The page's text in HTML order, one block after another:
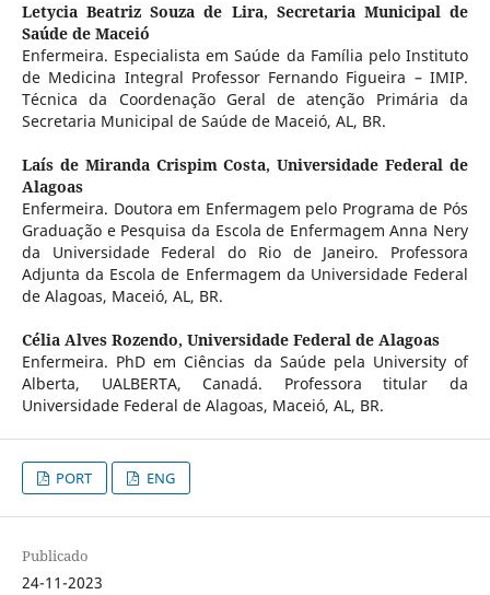
Letycia Beatriz Souza de Lira, Secretaria Municipal de
Saúde de Maceió
Enfermeira. Especialista em Saúde da Família pelo Instituto
de Medicina Integral Professor Fernando Figueira – IMIP.
Técnica da Coordenação Geral de atenção Primária da
Secretaria Municipal de Saúde de Maceió, AL, BR.
Laís de Miranda Crispim Costa,Universidade Federal de
Alagoas
Enfermeira. Doutora em Enfermagem pelo Programa de Pós
Graduação e Pesquisa da Escola de Enfermagem Anna Nery
da Universidade Federal do Rio de Janeiro. Professora
Adjunta da Escola de Enfermagem da Universidade Federal
de Alagoas, Maceió, AL, BR.
Célia Alves Rozendo, Universidade Federal de Alagoas
Enfermeira. PhD em Ciências da Saúde pela University of
Alberta, UALBERTA, Canadá. Professora titular da
Universidade Federal de Alagoas, Maceió, AL, BR.
PORT ENG
Publicado
24-11-2023